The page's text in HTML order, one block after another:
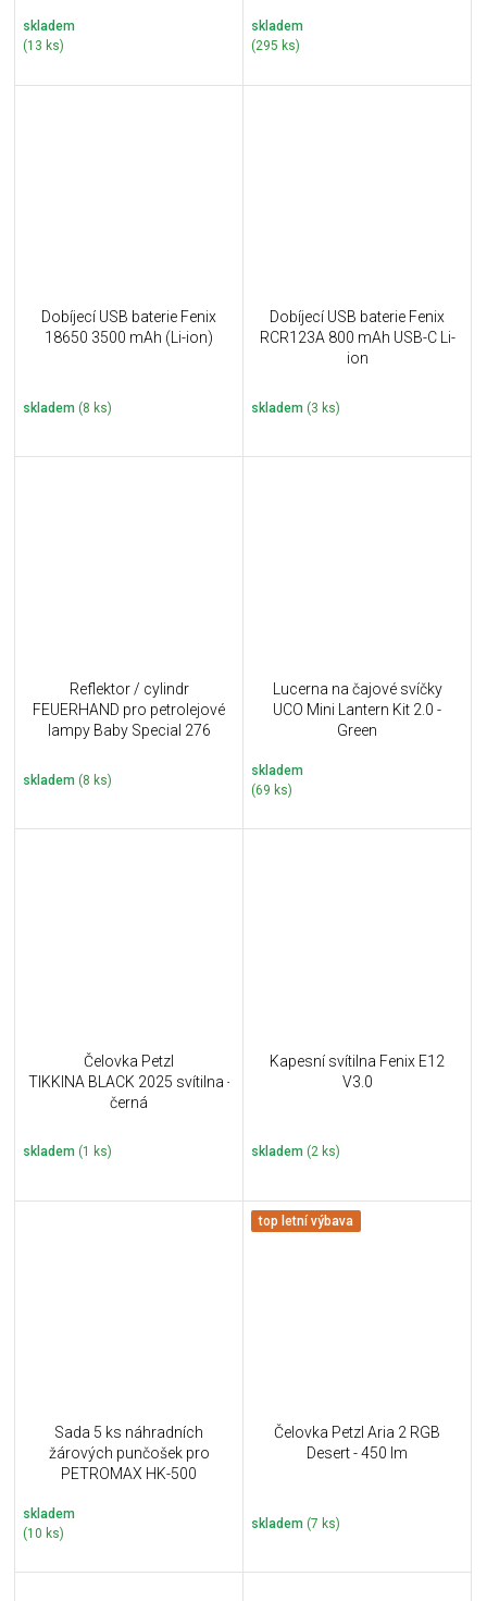
skladem
(13 ks)
skladem
(295 ks)
Dobíjecí USB baterie Fenix
18650 3500 mAh (Li-ion)
skladem (8 ks)
Dobíjecí USB baterie Fenix
RCR123A 800 mAh USB-C Li-
ion
skladem (3 ks)
Reflektor / cylindr
FEUERHAND pro petrolejové
lampy Baby Special 276
skladem (8 ks)
Lucerna na čajové svíčky
UCO Mini Lantern Kit 2.0 -
Green
skladem
(69 ks)
Čelovka Petzl
TIKKINA BLACK 2025 svítilna -
černá
skladem (1 ks)
Kapesní svítilna Fenix E12
V3.0
skladem (2 ks)
Sada 5 ks náhradních
žárových punčošek pro
PETROMAX HK-500
skladem
(10 ks)
top letní výbava
Čelovka Petzl Aria 2 RGB
Desert - 450 lm
skladem (7 ks)